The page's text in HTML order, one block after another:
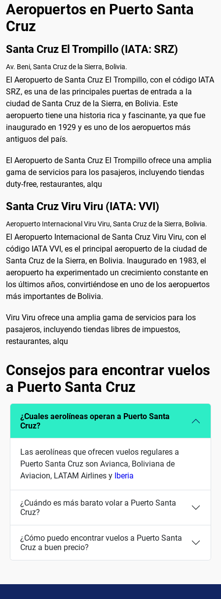
Aeropuertos en Puerto Santa
Cruz
Santa Cruz El Trompillo (IATA: SRZ)
Av. Beni, Santa Cruz de la Sierra, Bolivia.
El Aeropuerto de Santa Cruz El Trompillo, con el código IATA
SRZ, es una de las principales puertas de entrada a la
ciudad de Santa Cruz de la Sierra, en Bolivia. Este
aeropuerto tiene una historia rica y fascinante, ya que fue
inaugurado en 1929 y es uno de los aeropuertos más
antiguos del país.
El Aeropuerto de Santa Cruz El Trompillo ofrece una amplia
gama de servicios para los pasajeros, incluyendo tiendas
duty-free, restaurantes, alqu
Santa Cruz Viru Viru (IATA: VVI)
Aeropuerto Internacional Viru Viru, Santa Cruz de la Sierra, Bolivia.
El Aeropuerto Internacional de Santa Cruz Viru Viru, con el
código IATA VVI, es el principal aeropuerto de la ciudad de
Santa Cruz de la Sierra, en Bolivia. Inaugurado en 1983, el
aeropuerto ha experimentado un crecimiento constante en
los últimos años, convirtiéndose en uno de los aeropuertos
más importantes de Bolivia.
Viru Viru ofrece una amplia gama de servicios para los
pasajeros, incluyendo tiendas libres de impuestos,
restaurantes, alqu
Consejos para encontrar vuelos
a Puerto Santa Cruz
¿Cuales aerolíneas operan a Puerto Santa
Cruz?
Las aerolíneas que ofrecen vuelos regulares a
Puerto Santa Cruz son Avianca, Boliviana de
Aviacion, LATAM Airlines y Iberia
¿Cuándo es más barato volar a Puerto Santa
Cruz?
¿Cómo puedo encontrar vuelos a Puerto Santa
Cruz a buen precio?